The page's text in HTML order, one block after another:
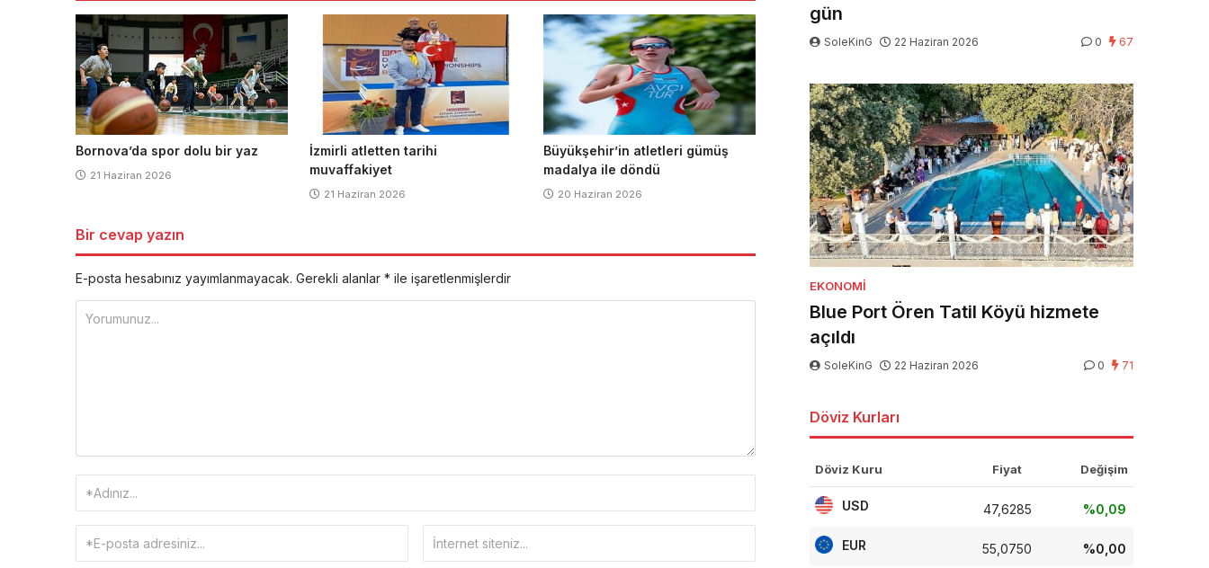
Bornova’da spor dolu bir yaz
21 Haziran 2026
İzmirli atletten tarihi
muvaffakiyet
21 Haziran 2026
Büyükşehir’in atletleri gümüş
madalya ile döndü
20 Haziran 2026
Bir cevap yazın
E-posta hesabınız yayımlanmayacak. Gerekli alanlar * ile işaretlenmişlerdir
gün
SoleKinG 22 Haziran 2026 0 67
EKONOMI
Blue Port Ören Tatil Köyü hizmete
açıldı
SoleKinG 22 Haziran 2026 0 71
Döviz Kurları
Döviz Kuru Fiyat Değişim
USD 47,6285 %0,09
EUR 55,0750 %0,00